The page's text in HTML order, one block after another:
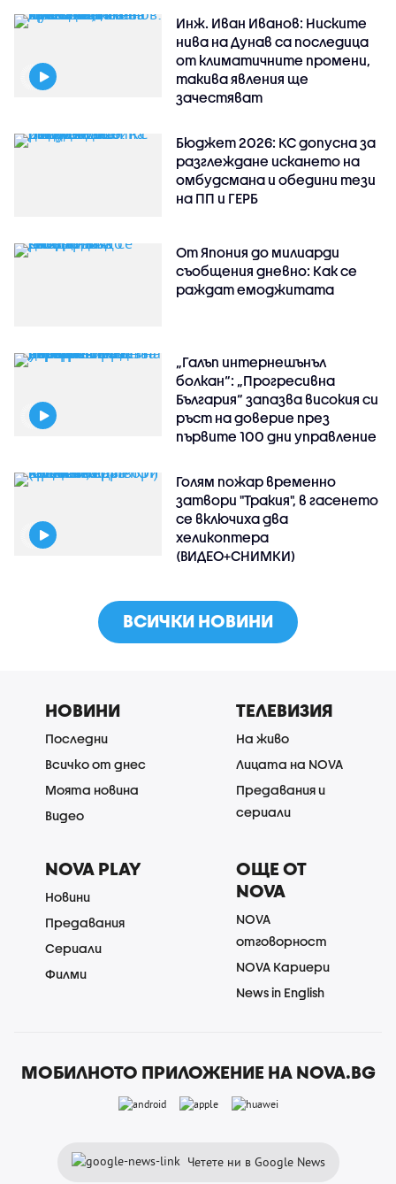
Инж. Иван Иванов: Ниските
нива на Дунав са последица
от климатичните промени,
такива явления ще
зачестяват
Бюджет 2026: КС допусна за
разглеждане искането на
омбудсмана и обедини тези
на ПП и ГЕРБ
От Япония до милиарди
съобщения дневно: Как се
раждат емоджитата
„Галъп интернешънъл
болкан“: „Прогресивна
България“ запазва високия си
ръст на доверие през
първите 100 дни управление
Голям пожар временно
затвори "Тракия", в гасенето
се включиха два
хеликоптера
(ВИДЕО+СНИМКИ)
ВСИЧКИ НОВИНИ
НОВИНИ
Последни
Всичко от днес
Моята новина
Видео
ТЕЛЕВИЗИЯ
На живо
Лицата на NOVA
Предавания и
сериали
NOVA PLAY
Новини
Предавания
Сериали
Филми
ОЩЕ ОТ
NOVA
NOVA
отговорност
NOVA Кариери
News in English
МОБИЛНОТО ПРИЛОЖЕНИЕ НА NOVA.BG
Четете ни в Google News